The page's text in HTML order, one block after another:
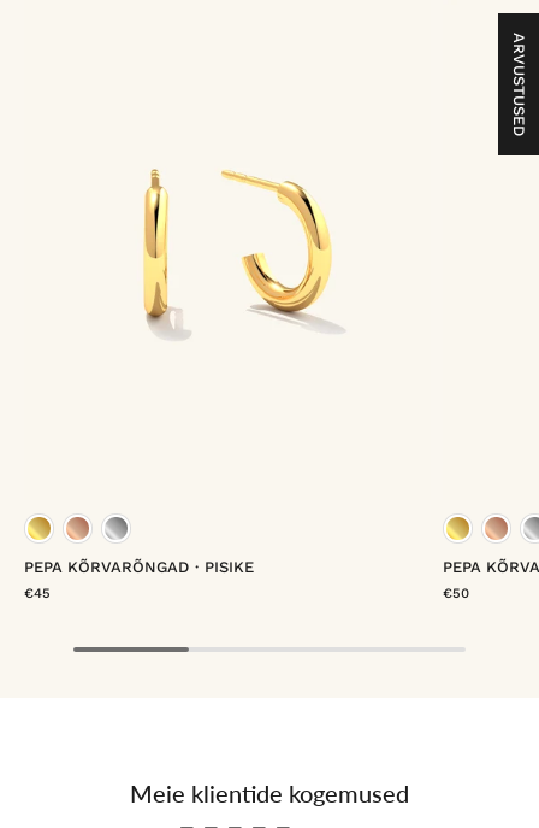
PEPA KÕRVARÕNGAD・PISIKE
€45
PEPA
€50
kuld vermeil
roosa kuld vermeil
Meie klientide kogemused
ARVUSTUSED